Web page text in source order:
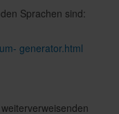
Sprachen sind:
generator.html